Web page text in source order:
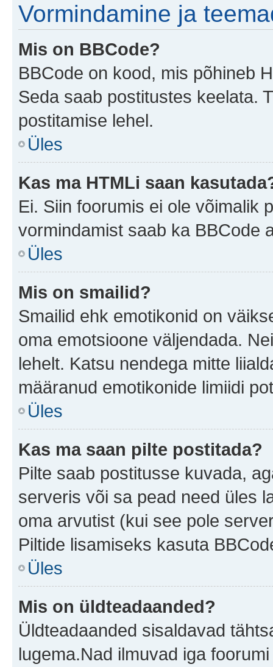
Vormindamine ja
Mis on BBCode?
BBCode on kood, mis põhineb
Seda saab postitustes keelata.
postitamise lehel.
Üles
Kas ma HTMLi saan
Ei. Siin foorumis ei ole võimalik
vormindamist saab ka BBCode
Üles
Mis on smailid?
Smailid ehk emotikonid on
oma emotsioone väljendada.
lehelt. Katsu nendega mitte
määranud emotikonide limiidi
Üles
Kas ma saan pilte postitada?
Pilte saab postitusse kuvada,
serveris või sa pead need üles
oma arvutist (kui see pole
Piltide lisamiseks kasuta
Üles
Mis on üldteadaanded?
Üldteadaanded sisaldavad
lugema.Nad ilmuvad iga